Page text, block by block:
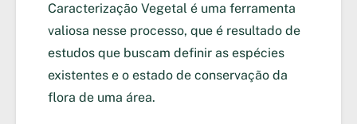
Caracterização Vegetal é uma ferramenta
valiosa nesse processo, que é resultado de
estudos que buscam definir as espécies
existentes e o estado de conservação da
flora de uma área.